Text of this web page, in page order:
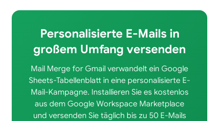
Personalisierte E-Mails in
großem Umfang versenden
Mail Merge for Gmail verwandelt ein Google
Sheets-Tabellenblatt in eine personalisierte E-
Mail-Kampagne. Installieren Sie es kostenlos
aus dem Google Workspace Marketplace
und versenden Sie täglich bis zu 50 E-Mails